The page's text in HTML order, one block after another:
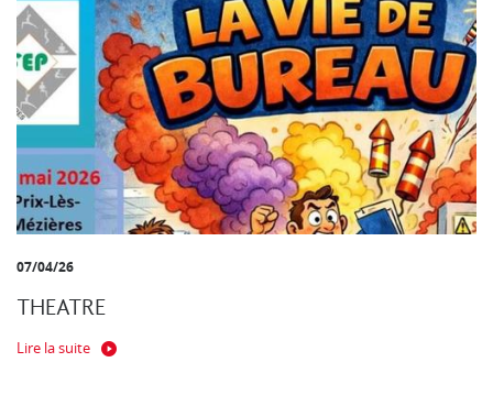
07/04/26
THEATRE
Lire la suite